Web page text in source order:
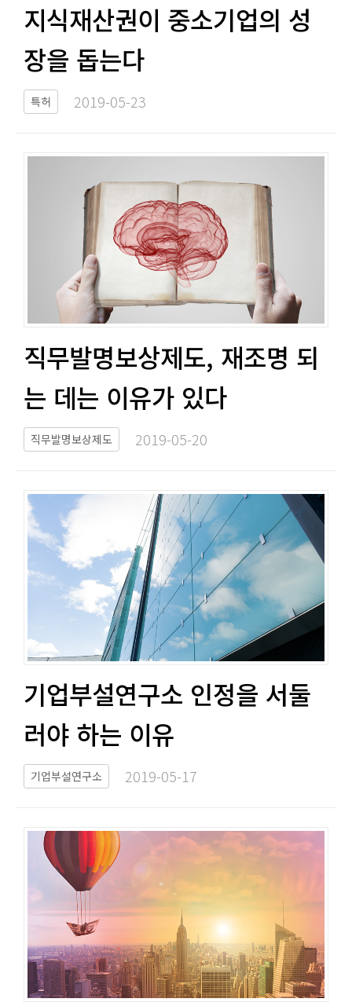
지식재산권이 중소기업의 성
장을 돕는다​​
특허 2019-05-23​
직무발명보상제도, 재조명 되
는 데는 이유가 있다​​
직무발명보상제도 2019-05-20​
기업부설연구소 인정을 서둘
러야 하는 이유​​
기업부설연구소 2019-05-17​